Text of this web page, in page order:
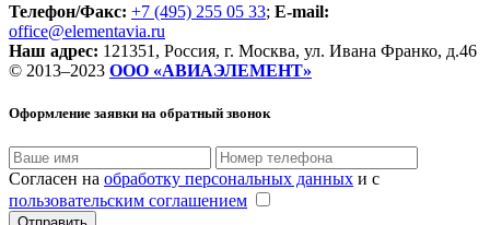
Телефон/Факс: +7 (495) 255 05 33; E-mail:
office@elementavia.ru
Наш адрес: 121351, Россия, г. Москва, ул. Ивана Франко, д.46
© 2013–2023 ООО «АВИАЭЛЕМЕНТ»
Оформление заявки на обратный звонок
Согласен на обработку персональных данных и с
пользовательским соглашением